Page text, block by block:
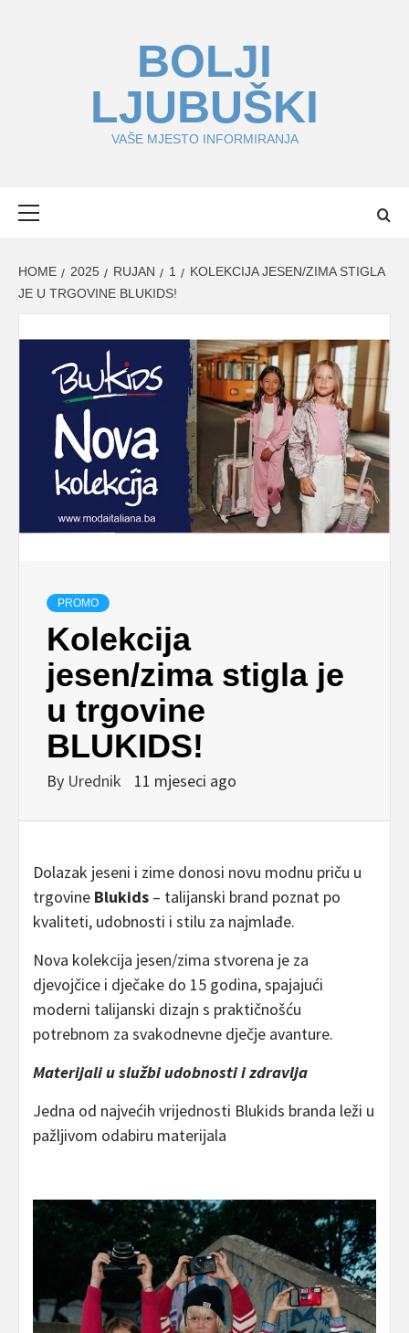
BOLJI
LJUBUŠKI
VAŠE MJESTO INFORMIRANJA
HOME 2025 RUJAN 1
KOLEKCIJA JESEN/ZIMA STIGLA
JE U TRGOVINE BLUKIDS!
PROMO
Kolekcija
jesen/zima stigla je
u trgovine
BLUKIDS!
By Urednik 11 mjeseci ago
Dolazak jeseni i zime donosi novu modnu priču u
trgovine Blukids – talijanski brand poznat po
kvaliteti, udobnosti i stilu za najmlađe.
Nova kolekcija jesen/zima stvorena je za
djevojčice i dječake do 15 godina, spajajući
moderni talijanski dizajn s praktičnošću
potrebnom za svakodnevne dječje avanture.
Materijali u službi udobnosti i zdravlja
Jedna od najvećih vrijednosti Blukids branda leži u
pažljivom odabiru materijala